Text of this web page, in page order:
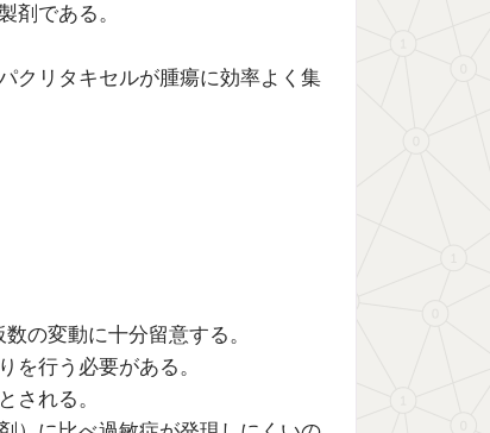
剤である。
クリタキセルが腫瘍に効率よく集
の変動に十分留意する。
行う必要がある。
される。